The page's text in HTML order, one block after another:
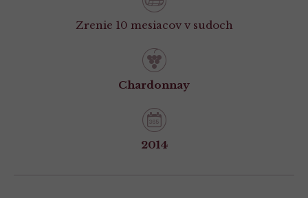
Zrenie 10 mesiacov v sudoch
Chardonnay
2014